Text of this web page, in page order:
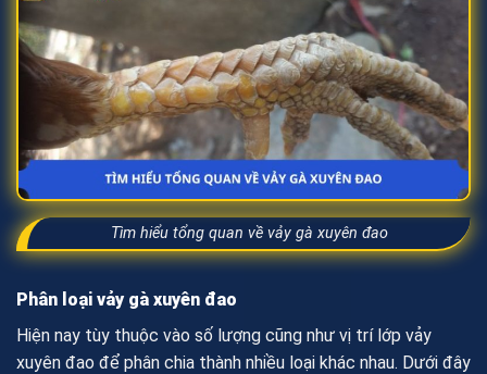
Tìm hiểu tổng quan về vảy gà xuyên đao
Phân loại vảy gà xuyên đao
Hiện nay tùy thuộc vào số lượng cũng như vị trí lớp vảy
xuyên đao để phân chia thành nhiều loại khác nhau. Dưới đây